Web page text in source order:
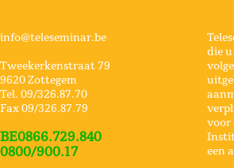
info@teleseminar.be
Tweekerkenstraat 79
9620 Zottegem
Tel. 09/326.87.70
Fax 09/326.87.79
BE0866.729.840
0800/900.17
die
voor
een